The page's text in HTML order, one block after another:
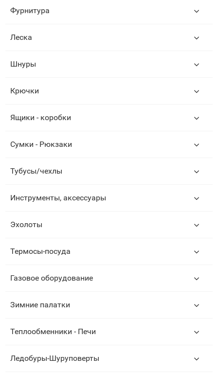
Фурнитура
Леска
Шнуры
Крючки
Ящики - коробки
Сумки - Рюкзаки
Тубусы/чехлы
Инструменты, аксессуары
Эхолоты
Термосы-посуда
Газовое оборудование
Зимние палатки
Теплообменники - Печи
Ледобуры-Шуруповерты